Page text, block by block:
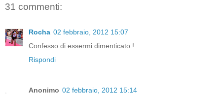
31 commenti:
Rocha 02 febbraio, 2012 15:07
Confesso di essermi dimenticato !
Rispondi
Anonimo 02 febbraio, 2012 15:14